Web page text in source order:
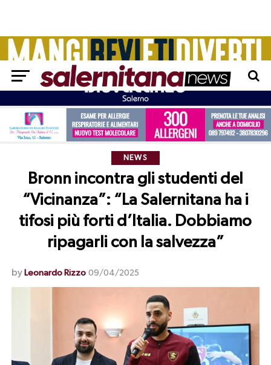
NEWS
Bronn incontra gli studenti del
“Vicinanza”: “La Salernitana ha i
tifosi più forti d’Italia. Dobbiamo
ripagarli con la salvezza”
by Leonardo Rizzo 09/04/2025